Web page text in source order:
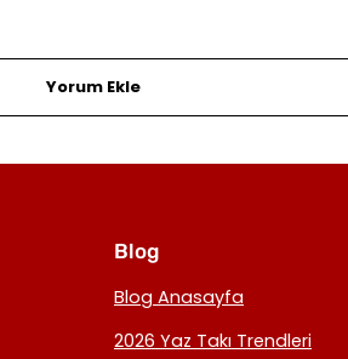
Yorum Ekle
Blog
Blog Anasayfa
2026 Yaz Takı Trendleri